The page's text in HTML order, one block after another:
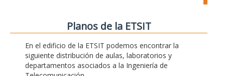
Planos de la ETSIT
En el edificio de la ETSIT podemos encontrar la
siguiente distribución de aulas, laboratorios y
departamentos asociados a la Ingeniería de